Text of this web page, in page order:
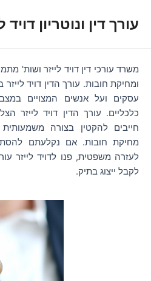
לתוכןעורך דין ונוטריון דויד
משרד עורכי דין דויד לייזר ושות'
ומחיקת חובות. עורך הדין דויד
עסקים ועל אנשים המצויים
כלכליים. עורך הדין דויד לייזר
חייבים להקטין בצורה
מחיקת חובות. אם נקלעתם
לעזרה משפטית, פנו לדויד לייזר
לקבל ייצוג בתיק.